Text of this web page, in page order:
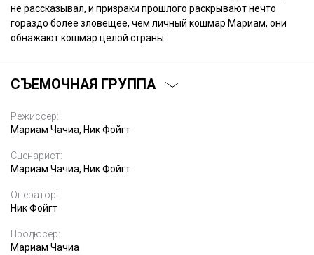
не рассказывал, и призраки прошлого раскрывают нечто
гораздо более зловещее, чем личный кошмар Мариам, они
обнажают кошмар целой страны.
СЪЕМОЧНАЯ ГРУППА
Режиссёр:
Мариам Чачиа, Ник Фойгт
Сценарист:
Мариам Чачиа, Ник Фойгт
Оператор:
Ник Фойгт
Продюсер:
Мариам Чачиа